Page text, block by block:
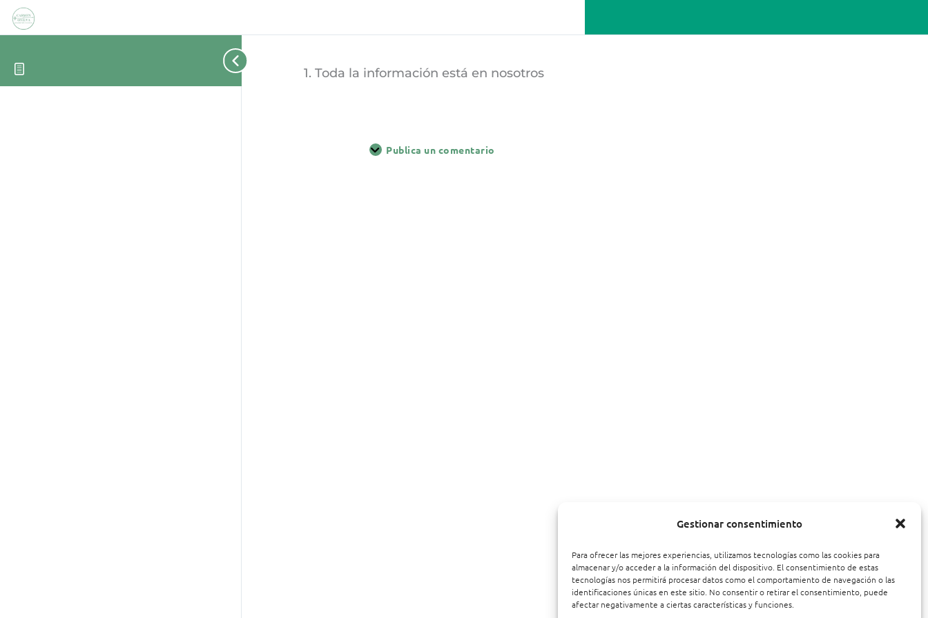
Gestionar consentimiento
Para ofrecer las mejores experiencias, utilizamos tecnologías como las cookies para
almacenar y/o acceder a la información del dispositivo. El consentimiento de estas
tecnologías nos permitirá procesar datos como el comportamiento de navegación o las
identificaciones únicas en este sitio. No consentir o retirar el consentimiento, puede
afectar negativamente a ciertas características y funciones.
1. Toda la información está en nosotros
Publica un comentario